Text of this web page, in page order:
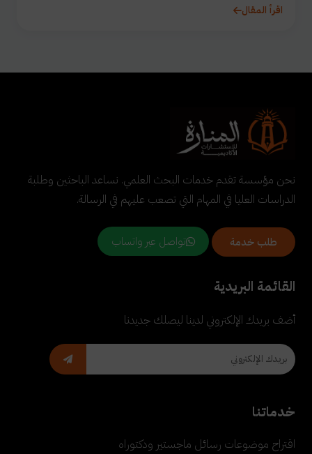
اقرأ المقال
نحن مؤسسة تقدم خدمات البحث العلمي. نساعد الباحثين وطلبة
الدراسات العليا في المهام التي تصعب عليهم في الرسالة.
طلب خدمة تواصل عبر واتساب
القائمة البريدية
أضف بريدك الإلكتروني لدينا ليصلك جديدنا
خدماتنا
اقتراح موضوعات رسائل ماجستير ودكتوراه